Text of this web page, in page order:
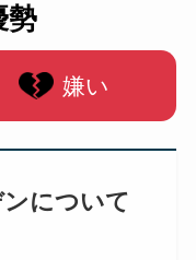
勢
嫌い
について